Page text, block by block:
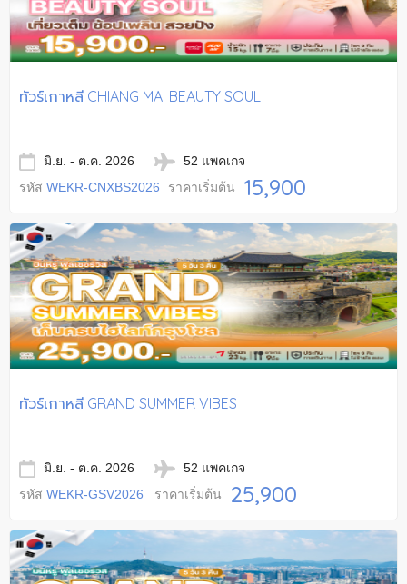
ทัวร์เกาหลี CHIANG MAI BEAUTY SOUL
มิ.ย. - ต.ค. 2026
52 แพคเกจ
รหัส WEKR-CNXBS2026 ราคาเริ่มต้น 15,900
ทัวร์เกาหลี GRAND SUMMER VIBES
มิ.ย. - ต.ค. 2026
52 แพคเกจ
รหัส WEKR-GSV2026 ราคาเริ่มต้น 25,900